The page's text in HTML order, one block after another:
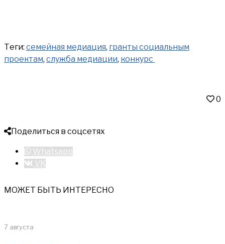
Теги: семейная медиация, гранты социальным
проектам, служба медиации, конкурс
0
Поделиться в соцсетях
Whatsapp
VK
МОЖЕТ БЫТЬ ИНТЕРЕСНО
7 августа